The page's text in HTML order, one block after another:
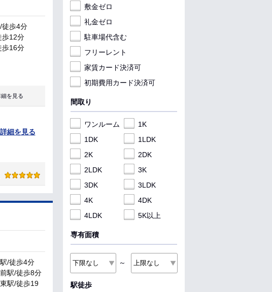
徒歩4分
歩12分
歩16分
を見る
詳細を見る
/徒歩4分
駅/徒歩8分
駅/徒歩19
敷金ゼロ
礼金ゼロ
駐車場代含む
フリーレント
家賃カード決済可
初期費用カード決済可
間取り
ワンルーム
1K
1DK
1LDK
2K
2DK
2LDK
3K
3DK
3LDK
4K
4DK
4LDK
5K以上
専有面積
～
駅徒歩